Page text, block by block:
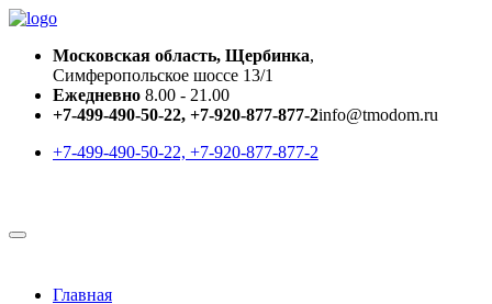
Московская область, Щербинка,
Симферопольское шоссе 13/1
Ежедневно 8.00 - 21.00
+7-499-490-50-22, +7-920-877-877-2info@tmodom.ru
+7-499-490-50-22, +7-920-877-877-2
Главная